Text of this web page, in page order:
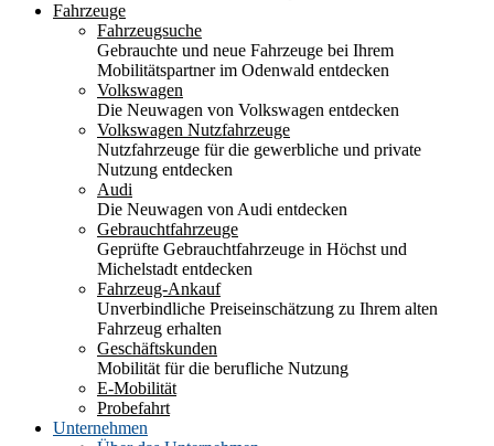
Fahrzeuge
Fahrzeugsuche
Gebrauchte und neue Fahrzeuge bei Ihrem
Mobilitätspartner im Odenwald entdecken
Volkswagen
Die Neuwagen von Volkswagen entdecken
Volkswagen Nutzfahrzeuge
Nutzfahrzeuge für die gewerbliche und private
Nutzung entdecken
Audi
Die Neuwagen von Audi entdecken
Gebrauchtfahrzeuge
Geprüfte Gebrauchtfahrzeuge in Höchst und
Michelstadt entdecken
Fahrzeug-Ankauf
Unverbindliche Preiseinschätzung zu Ihrem alten
Fahrzeug erhalten
Geschäftskunden
Mobilität für die berufliche Nutzung
E-Mobilität
Probefahrt
Unternehmen